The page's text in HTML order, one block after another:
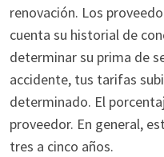
renovación. Los
cuenta su historial de
determinar su prima de
accidente, tus tarifas
determinado. El
proveedor. En general,
tres a cinco años.